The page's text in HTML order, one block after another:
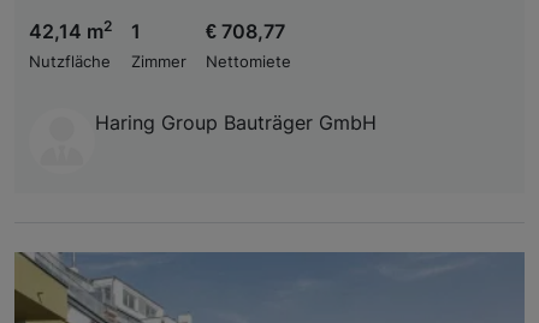
42,14 m2
Nutzfläche
1
Zimmer
€ 708,77
Nettomiete
Haring Group Bauträger GmbH